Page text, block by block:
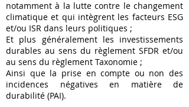
notamment à la lutte contre le changement
climatique et qui intègrent les facteurs ESG
et/ou ISR dans leurs politiques ;
Et plus généralement les investissements
durables au sens du règlement SFDR et/ou
au sens du règlement Taxonomie ;
Ainsi que la prise en compte ou non des
incidences négatives en matière de
durabilité (PAI).